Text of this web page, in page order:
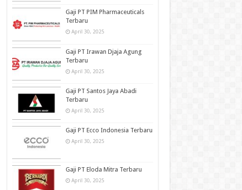
Gaji PT PIM Pharmaceuticals
Terbaru
April 30, 2025
Gaji PT Irawan Djaja Agung
Terbaru
April 30, 2025
Gaji PT Santos Jaya Abadi
Terbaru
April 30, 2025
Gaji PT Ecco Indonesia Terbaru
April 30, 2025
Gaji PT Eloda Mitra Terbaru
April 30, 2025